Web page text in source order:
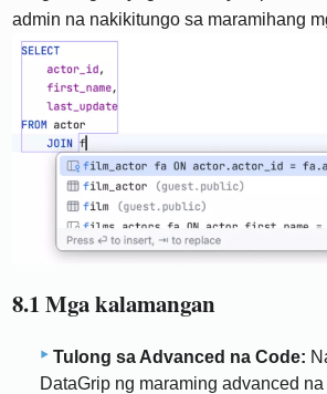
admin na nakikitungo sa maramihang
8.1 Mga kalamangan
Tulong sa Advanced na Code:
DataGrip ng maraming advanced